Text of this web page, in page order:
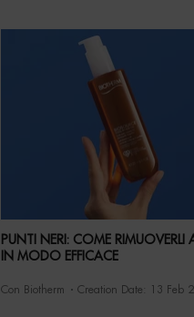
PUNTI NERI: COME RIMUOVERLI
IN MODO EFFICACE
Con Biotherm Creation Date: 13 Feb